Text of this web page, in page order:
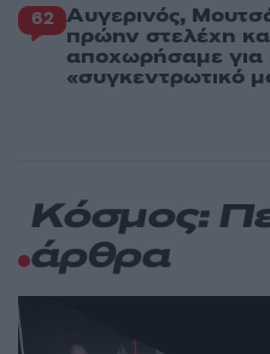
62 Αυγερινός,
πρώην στελέχη
αποχωρήσαμε για
«συγκεντρωτικό
Κόσμος:
άρθρα